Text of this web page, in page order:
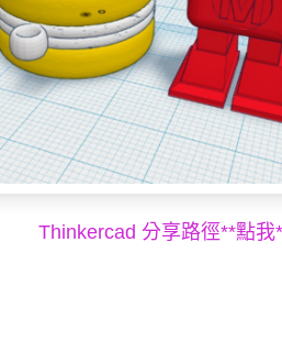
Thinkercad 分享路徑**點我